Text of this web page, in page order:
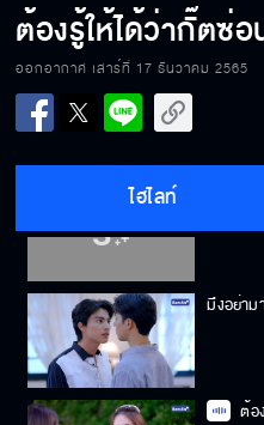
ต้องรู้ให้ได้ว่ากั๊ตซ่อ
ออกอากาศ เสาร์ที่ 17 ธันวาคม 2565
ไฮไลท์ ถ้าคุณว
มึงอย่าม
ต้อ